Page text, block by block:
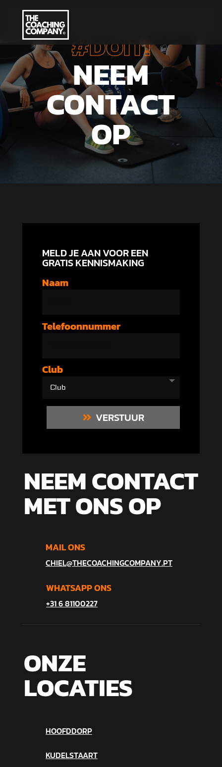
#DOIT!
NEEM
CONTACT
OP
MELD JE AAN VOOR EEN
GRATIS KENNISMAKING
Naam
Telefoonnummer
Club
VERSTUUR
NEEM CONTACT
MET ONS OP
MAIL ONS
CHIEL@THECOACHINGCOMPANY.PT
WHATSAPP ONS
+31 6 81100227
ONZE
LOCATIES
HOOFDDORP
KUDELSTAART